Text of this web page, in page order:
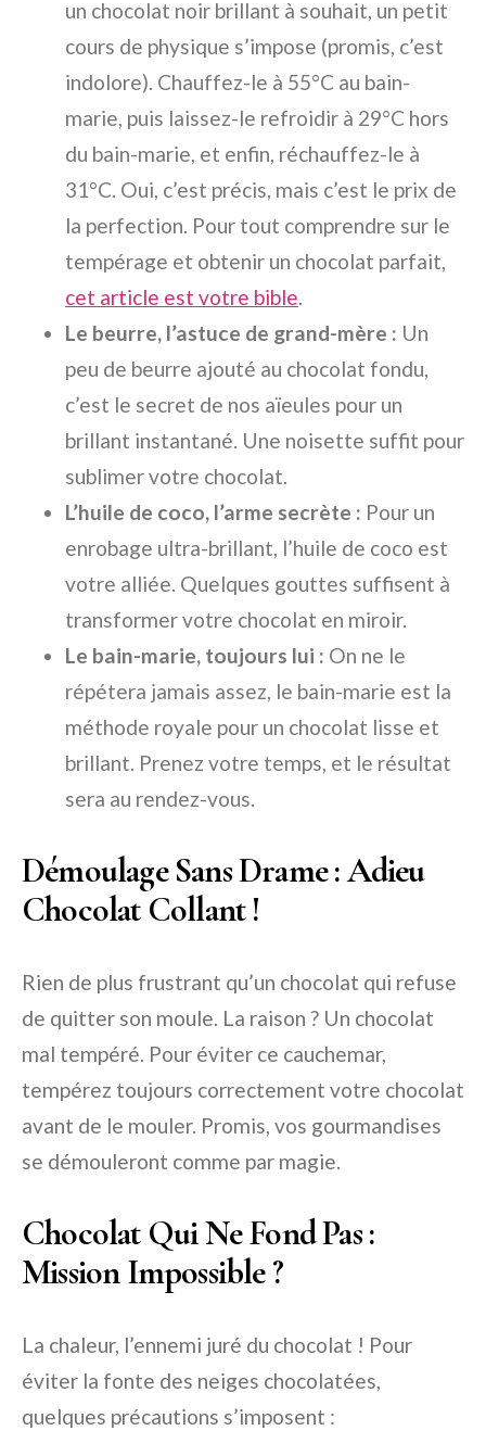
un chocolat noir brillant à souhait, un petit
cours de physique s’impose (promis, c’est
indolore). Chauffez-le à 55°C au bain-
marie, puis laissez-le refroidir à 29°C hors
du bain-marie, et enfin, réchauffez-le à
31°C. Oui, c’est précis, mais c’est le prix de
la perfection. Pour tout comprendre sur le
tempérage et obtenir un chocolat parfait,
cet article est votre bible.
Le beurre, l’astuce de grand-mère : Un
peu de beurre ajouté au chocolat fondu,
c’est le secret de nos aïeules pour un
brillant instantané. Une noisette suffit pour
sublimer votre chocolat.
L’huile de coco, l’arme secrète : Pour un
enrobage ultra-brillant, l’huile de coco est
votre alliée. Quelques gouttes suffisent à
transformer votre chocolat en miroir.
Le bain-marie, toujours lui : On ne le
répétera jamais assez, le bain-marie est la
méthode royale pour un chocolat lisse et
brillant. Prenez votre temps, et le résultat
sera au rendez-vous.
Démoulage Sans Drame : Adieu
Chocolat Collant !
Rien de plus frustrant qu’un chocolat qui refuse
de quitter son moule. La raison ? Un chocolat
mal tempéré. Pour éviter ce cauchemar,
tempérez toujours correctement votre chocolat
avant de le mouler. Promis, vos gourmandises
se démouleront comme par magie.
Chocolat Qui Ne Fond Pas :
Mission Impossible ?
La chaleur, l’ennemi juré du chocolat ! Pour
éviter la fonte des neiges chocolatées,
quelques précautions s’imposent :